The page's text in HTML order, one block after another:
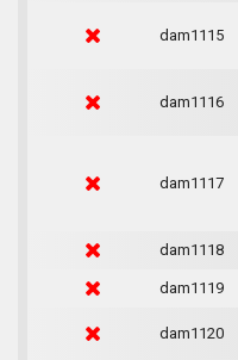
dam1115
dam1116
dam1117
dam1118
dam1119
dam1120